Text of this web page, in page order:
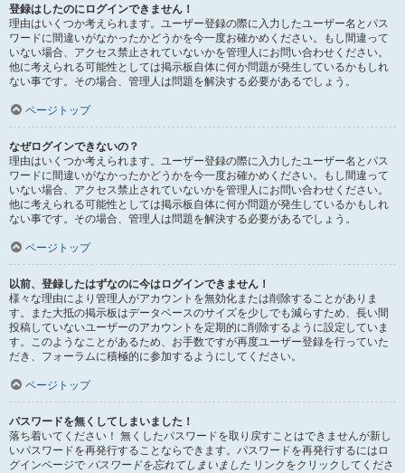
登録はしたのにログインできません！
理由はいくつか考えられます。ユーザー登録の際に入力したユーザー名とパス
ワードに間違いがなかったかどうかを今一度お確かめください。もし間違って
いない場合、アクセス禁止されていないかを管理人にお問い合わせください。
他に考えられる可能性としては掲示板自体に何か問題が発生しているかもしれ
ない事です。その場合、管理人は問題を解決する必要があるでしょう。
ページトップ
なぜログインできないの？
理由はいくつか考えられます。ユーザー登録の際に入力したユーザー名とパス
ワードに間違いがなかったかどうかを今一度お確かめください。もし間違って
いない場合、アクセス禁止されていないかを管理人にお問い合わせください。
他に考えられる可能性としては掲示板自体に何か問題が発生しているかもしれ
ない事です。その場合、管理人は問題を解決する必要があるでしょう。
ページトップ
以前、登録したはずなのに今はログインできません！
様々な理由により管理人がアカウントを無効化または削除することがありま
す。また大抵の掲示板はデータベースのサイズを少しでも減らすため、長い間
投稿していないユーザーのアカウントを定期的に削除するように設定していま
す。このようなことがあるため、お手数ですが再度ユーザー登録を行っていた
だき、フォーラムに積極的に参加するようにしてください。
ページトップ
パスワードを無くしてしまいました！
落ち着いてください！ 無くしたパスワードを取り戻すことはできませんが新し
いパスワードを再発行することならできます。パスワードを再発行するにはロ
グインページで パスワードを忘れてしまいました リンクをクリックしてくださ